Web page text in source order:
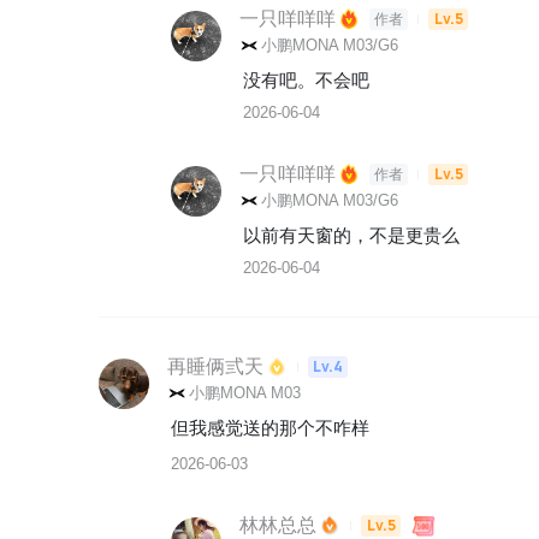
一只咩咩咩 作者 Lv.5
小鹏MONA M03/G6
没有吧。不会吧
2026-06-04
一只咩咩咩 作者 Lv.5
小鹏MONA M03/G6
以前有天窗的，不是更贵么
2026-06-04
再睡俩弎天 Lv.4
小鹏MONA M03
但我感觉送的那个不咋样
2026-06-03
林林总总 Lv.5